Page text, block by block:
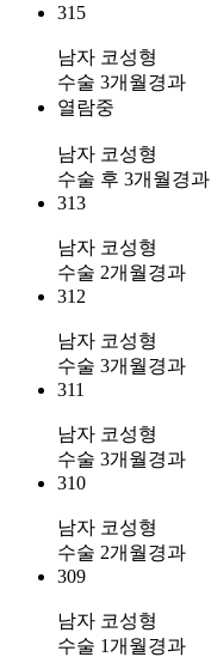
315
남자 코성형
수술 3개월경과
열람중
남자 코성형
수술 후 3개월경과
313
남자 코성형
수술 2개월경과
312
남자 코성형
수술 3개월경과
311
남자 코성형
수술 3개월경과
310
남자 코성형
수술 2개월경과
309
남자 코성형
수술 1개월경과